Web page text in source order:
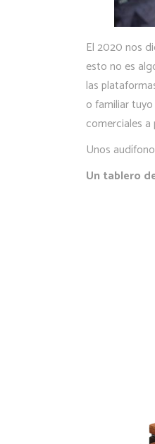
El 2020 nos
esto no es
las
o familiar
comerciales a
Unos
Un tablero